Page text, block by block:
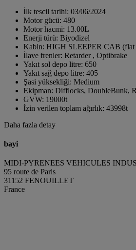
İlk tescil tarihi: 03/06/2024
Motor gücü: 480
Motor hacmi: 13.00L
Enerji türü: Biyodizel
Kabin: HIGH SLEEPER CAB (flat
İlave frenler: Retarder , Optibrake
Yakıt sol depo litre: 650
Yakıt sağ depo litre: 405
Şasi yüksekliği: Medium
Ekipman: Difflocks, DoubleBunk,
GVW: 19000t
İzin verilen toplam ağırlık: 43998t
Daha fazla detay
bayi
MIDI-PYRENEES VEHICULES
95 route de Paris
31152 FENOUILLET
France